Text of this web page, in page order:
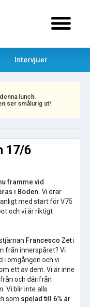
Intervjuer
lunch.
ser smålurig ut!
17/6
framme vid
i Boden. Vi drar
med start för V75
och vi är riktigt
Francesco Zeti
från innerspåret? Vi
i omgången och vi
ett av dem. Vi är inne
och därifrån
Vi blir inte alls
som spelad till 6% är